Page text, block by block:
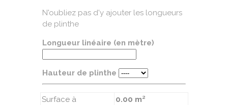
N'oubliez pas d'y ajouter les longueurs
de plinthe
Longueur linéaire (en mètre)
Hauteur de plinthe
Surface à
0.00 m²